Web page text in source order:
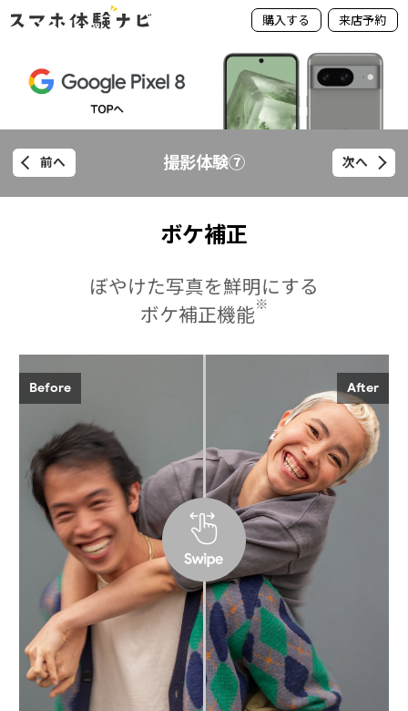
購入する 来店予約
撮影体験⑦
前へ 次へ
ボケ補正
ぼやけた写真を鮮明にする
ボケ補正機能※
Before After